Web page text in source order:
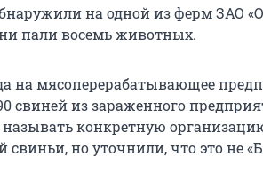
на одной из ферм ЗАО
пали восемь животных.
на мясоперерабатывающее
свиней из зараженного
конкретную
свиньи, но уточнили, что это не